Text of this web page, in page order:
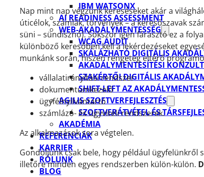
IBM WATSONX
AI READINESS ASSESSMENT
WEB-AKADÁLYMENTESSÉG
WCAG AUDIT
SKÁLÁZHATÓ DIGITÁLIS
AKADÁLYMENTESÍTÉSI
SZAKÉRTŐI DIGITÁLIS
SHIFT-LEFT AZ
AGILIS SZOFTVERFEJLESZTÉS
SZOFTVERÁTVÉTEL ÉS
AKADÉMIA
REFERENCIÁK
KARRIER
RÓLUNK
BLOG
Nap mint nap végzünk kereséseket akár a
úticélok, számlák, törvények – a keresőszavak
süni – sündisznó). Sokszor igen fárasztó ez a
különböző keresőben kell a lekérdezéseket
munkánk során, hiszen rengeteg eltérő
vállalatirányítási rendszer
dokumentumkezelő
ügyfélnyilvántartó
számlázó- és ügyviteli rendszerek.
Az alkalmazások sora végtelen.
Gondoljunk csak bele, hogy például
illetőre minden egyes rendszerben külön-külön.